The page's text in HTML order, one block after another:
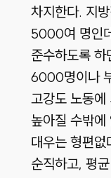
차지한다. 지
5000여 명인
준수하도록
6000명이나
고강도 노동에
높아질 수밖에
대우는 형편
순직하고, 평